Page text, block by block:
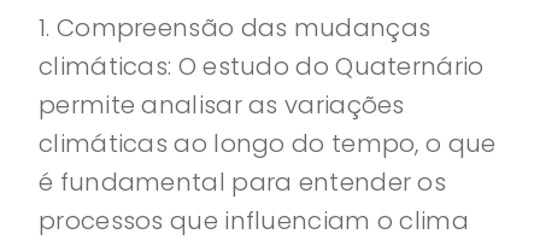
1. Compreensão das mudanças
climáticas: O estudo do Quaternário
permite analisar as variações
climáticas ao longo do tempo, o que
é fundamental para entender os
processos que influenciam o clima